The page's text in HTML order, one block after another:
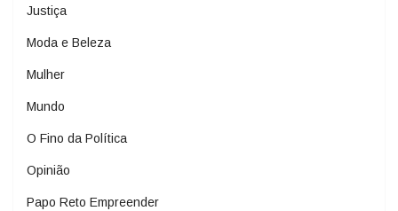
Justiça
Moda e Beleza
Mulher
Mundo
O Fino da Política
Opinião
Papo Reto Empreender